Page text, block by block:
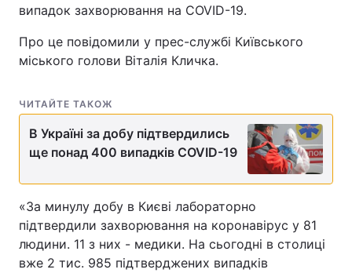
випадок захворювання на COVID-19.
Про це повідомили у прес-службі Київського
міського голови Віталія Кличка.
ЧИТАЙТЕ ТАКОЖ
В Україні за добу підтвердились
ще понад 400 випадків COVID-19
«За минулу добу в Києві лабораторно
підтвердили захворювання на коронавірус у 81
людини. 11 з них - медики. На сьогодні в столиці
вже 2 тис. 985 підтверджених випадків